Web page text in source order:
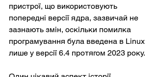
пристрої, що використовують
попередні версії ядра, зазвичай не
зазнають змін, оскільки помилка
програмування була введена в Linux
лише у версії 6.4 протягом 2023 року.